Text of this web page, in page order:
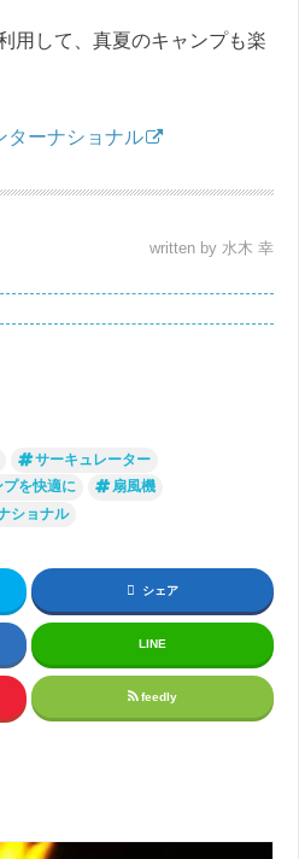
用して、真夏のキャンプも楽
ターナショナル
written by 水木 幸
サーキュレーター
を快適に
扇風機
ショナル
シェア
LINE
feedly